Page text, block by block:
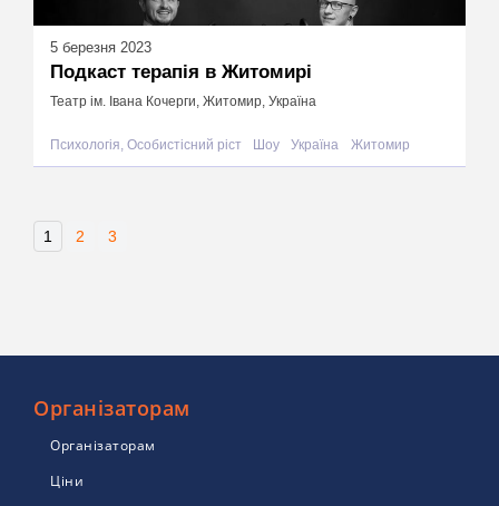
5 березня 2023
Подкаст терапія в Житомирі
Театр ім. Івана Кочерги, Житомир, Україна
Психологія, Особистісний ріст Шоу Україна Житомир
1 2 3
Організаторам
Організаторам
Ціни